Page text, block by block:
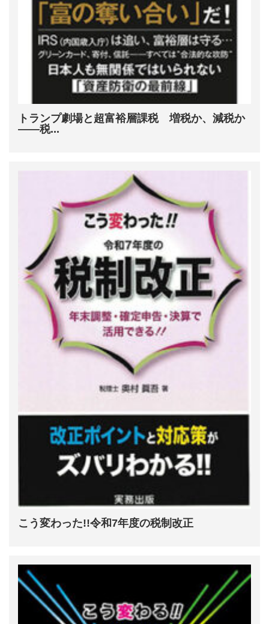
トランプ劇場と超富裕層課税 増税か、減税か
――税...
こう変わった!!令和7年度の税制改正